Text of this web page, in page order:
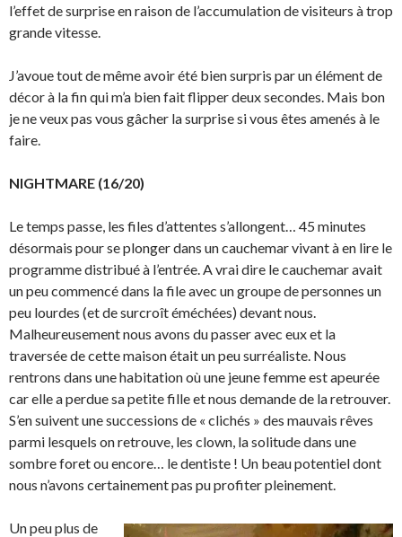
l’effet de surprise en raison de l’accumulation de visiteurs à trop
grande vitesse.
J’avoue tout de même avoir été bien surpris par un élément de
décor à la fin qui m’a bien fait flipper deux secondes. Mais bon
je ne veux pas vous gâcher la surprise si vous êtes amenés à le
faire.
NIGHTMARE (16/20)
Le temps passe, les files d’attentes s’allongent… 45 minutes
désormais pour se plonger dans un cauchemar vivant à en lire le
programme distribué à l’entrée. A vrai dire le cauchemar avait
un peu commencé dans la file avec un groupe de personnes un
peu lourdes (et de surcroît éméchées) devant nous.
Malheureusement nous avons du passer avec eux et la
traversée de cette maison était un peu surréaliste. Nous
rentrons dans une habitation où une jeune femme est apeurée
car elle a perdue sa petite fille et nous demande de la retrouver.
S’en suivent une successions de « clichés » des mauvais rêves
parmi lesquels on retrouve, les clown, la solitude dans une
sombre foret ou encore… le dentiste ! Un beau potentiel dont
nous n’avons certainement pas pu profiter pleinement.
Un peu plus de